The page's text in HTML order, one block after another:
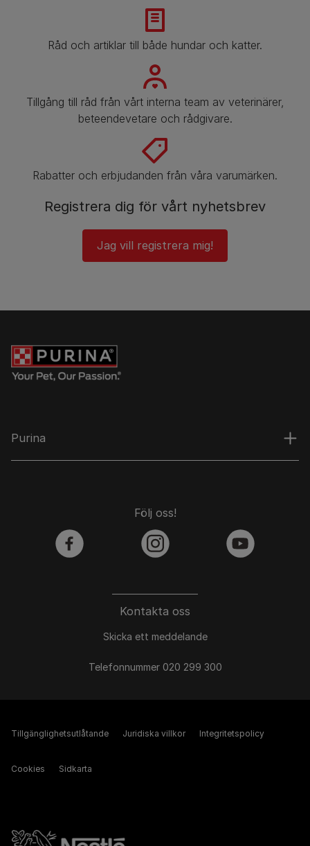
Råd och artiklar till både hundar och katter.
Tillgång till råd från vårt interna team av veterinärer,
beteendevetare och rådgivare.
Rabatter och erbjudanden från våra varumärken.
Registrera dig för vårt nyhetsbrev
Jag vill registrera mig!
Purina
Kontakta oss
Skicka ett meddelande
Telefonnummer 020 299 300
Följ oss!
facebook instagram youtube
Tillgänglighetsutlåtande Juridiska villkor Integritetspolicy
Cookies Sidkarta